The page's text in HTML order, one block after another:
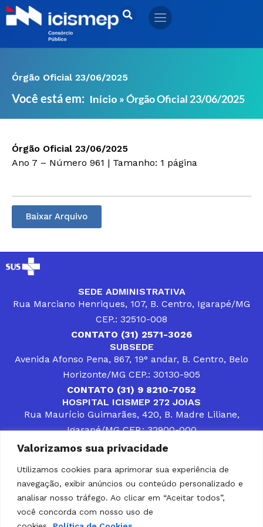
Valorizamos sua privacidade
Utilizamos cookies para aprimorar sua experiência de
navegação, exibir anúncios ou conteúdo personalizado e
analisar nosso tráfego. Ao clicar em “Aceitar todos”,
você concorda com nosso uso de
Ir
para
Órgão Oficial 23/06/2025
Você está em: Início »Órgão Oficial 23/06/2025
Órgão Oficial 23/06/2025
Ano 7 – Número 961 | Tamanho: 1 página
Baixar Arquivo
SEDE ADMINISTRATIVA
Rua Marciano Henriques, 107, B. Centro, Igarapé/MG
CEP.: 32510-008
CONTATO (31) 2571-3026
SUBSEDE
Avenida Afonso Pena, 867, 19° andar, B. Centro, Belo
Horizonte/MG CEP.: 30130-905
CONTATO (31) 9 8210-7052
HOSPITAL ICISMEP 272 JOIAS
Rua Maurício Guimarães, 420, B. Madre Liliane,
Igarapé/MG CEP.: 32900-000
CONTATOS (31) 3512-4400 ou (31) 9 8309-8660
DESENVOLVER SOLUÇÕES, AÇÕES E SERVIÇOS
PÚBLICOS QUE COMPLEMENTEM A ASSISTÊNCIA À
POPULAÇÃO DA REGIÃO EM QUE ATUA, SENDO
PARCEIRO DOS MUNICÍPIOS CONSORCIADOS NA
SOLUÇÃO DE DIFICULDADES ENFRENTADAS POR
GESTORES MUNICIPAIS, É O COMPROMISSO DO
ICISMEP.